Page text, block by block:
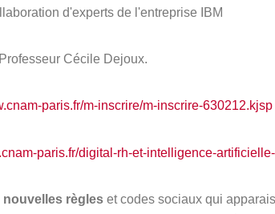
d'experts de l'entreprise IBM
Cécile Dejoux.
paris.fr/m-inscrire/m-inscrire-630212.kjsp
paris.fr/digital-rh-et-intelligence-
nouvelles règles et codes sociaux qui